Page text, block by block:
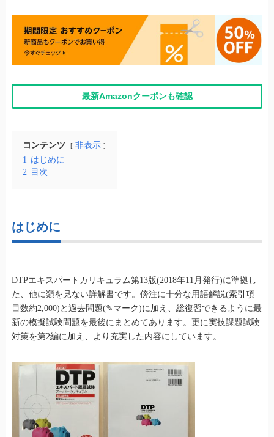
最新Amazonクーポンも確認
コンテンツ
非表示
1 はじめに
2 目次
はじめに
DTPエキスパートカリキュラム第13版(2018年11月発行)に準拠し
た、他に類を見ない詳解書です。傍注に十分な用語解説(索引項
目数約2,000)と過去問題(✎マーク)に加え、総復習できるように最
新の模擬試験問題を最後にまとめてあります。更に実技課題試験
対策を第2編に加え、より充実した内容にしています。